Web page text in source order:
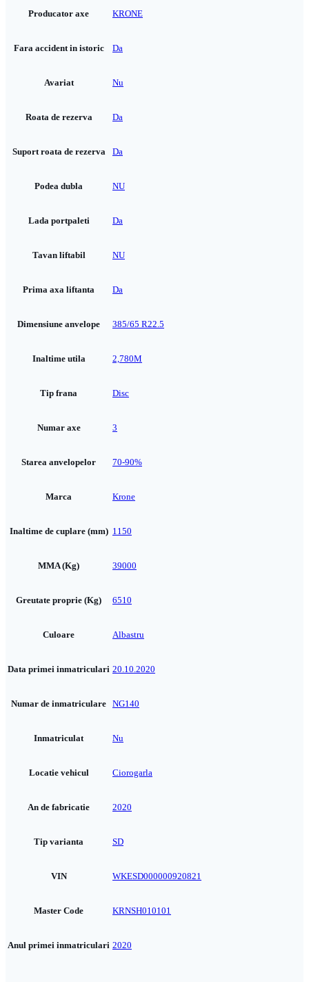
Producator axe KRONE
Fara accident in istoric Da
Avariat Nu
Roata de rezerva Da
Suport roata de rezerva Da
Podea dubla NU
Lada portpaleti Da
Tavan liftabil NU
Prima axa liftanta Da
Dimensiune anvelope 385/65 R22.5
Inaltime utila 2,780M
Tip frana Disc
Numar axe 3
Starea anvelopelor 70-90%
Marca Krone
Inaltime de cuplare (mm) 1150
MMA (Kg) 39000
Greutate proprie (Kg) 6510
Culoare Albastru
Data primei inmatriculari 20.10.2020
Numar de inmatriculare NG140
Inmatriculat Nu
Locatie vehicul Ciorogarla
An de fabricatie 2020
Tip varianta SD
VIN WKESD000000920821
Master Code KRNSH010101
Anul primei inmatriculari 2020